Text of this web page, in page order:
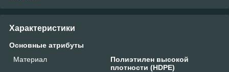
Характеристики
Основные атрибуты
Материал
Полиэтилен высокой
плотности (HDPE)